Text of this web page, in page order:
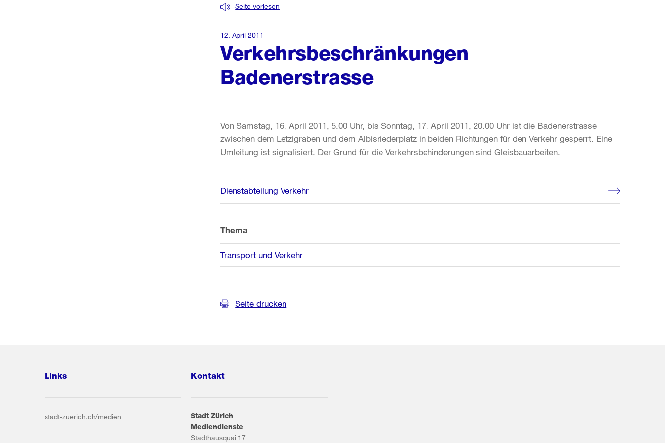
Verkehrsbeschränkungen
Badenerstrasse
Seite vorlesen
12. April 2011
Von Samstag, 16. April 2011, 5.00 Uhr, bis Sonntag, 17. April 2011, 20.00 Uhr ist die Badenerstrasse
zwischen dem Letzigraben und dem Albisriederplatz in beiden Richtungen für den Verkehr gesperrt. Eine
Umleitung ist signalisiert. Der Grund für die Verkehrsbehinderungen sind Gleisbauarbeiten.
Weitere
Informationen
Dienstabteilung Verkehr
Thema
Transport und Verkehr
Seite drucken
Links
stadt-zuerich.ch/medien
Kontakt
Stadt Zürich
Mediendienste
Stadthausquai 17